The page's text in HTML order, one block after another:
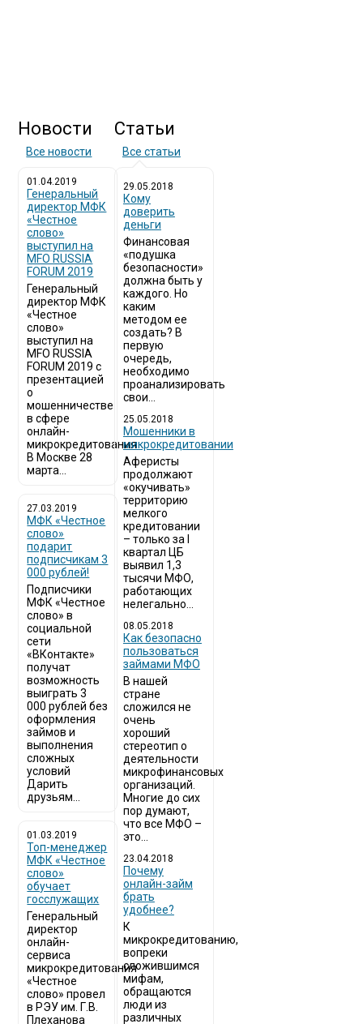
Новости
Все новости
01.04.2019
Генеральный
директор МФК
«Честное
слово»
выступил на
MFO RUSSIA
FORUM 2019
Генеральный
директор МФК
«Честное
слово»
выступил на
MFO RUSSIA
FORUM 2019 с
презентацией
о
мошенничестве
в сфере
онлайн-
микрокредитования
В Москве 28
марта...
27.03.2019
МФК «Честное
слово»
подарит
подписчикам 3
000 рублей!
Подписчики
МФК «Честное
слово» в
социальной
сети
«ВКонтакте»
получат
возможность
выиграть 3
000 рублей без
оформления
займов и
выполнения
сложных
условий
Дарить
друзьям...
01.03.2019
Топ-менеджер
МФК «Честное
слово»
обучает
госслужащих
Генеральный
директор
онлайн-
сервиса
микрокредитования
«Честное
слово» провел
в РЭУ им. Г.В.
Плеханова
Статьи
Все статьи
29.05.2018
Кому
доверить
деньги
Финансовая
«подушка
безопасности»
должна быть у
каждого. Но
каким
методом ее
создать? В
первую
очередь,
необходимо
проанализировать
свои...
25.05.2018
Мошенники в
микрокредитовании
Аферисты
продолжают
«окучивать»
территорию
мелкого
кредитовании
– только за I
квартал ЦБ
выявил 1,3
тысячи МФО,
работающих
нелегально...
08.05.2018
Как безопасно
пользоваться
займами МФО
В нашей
стране
сложился не
очень
хороший
стереотип о
деятельности
микрофинансовых
организаций.
Многие до сих
пор думают,
что все МФО –
это...
23.04.2018
Почему
онлайн-займ
брать
удобнее?
К
микрокредитованию,
вопреки
сложившимся
мифам,
обращаются
люди из
различных